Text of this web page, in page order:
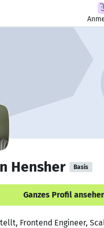
Hensher Basis
Ganzes Profil
Frontend Engineer,